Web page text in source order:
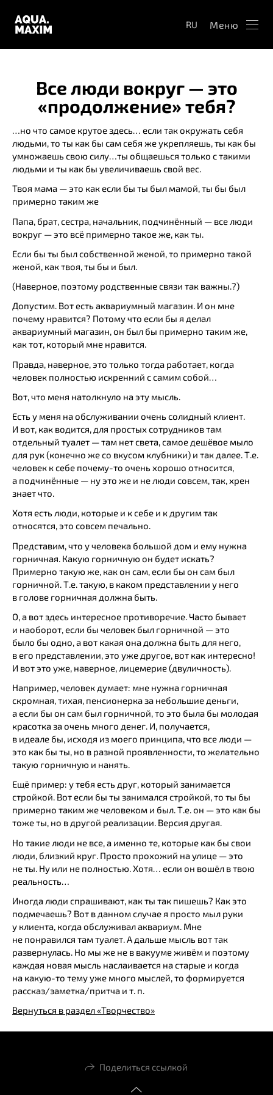
RU Меню
Все люди вокруг — это
«продолжение» тебя?
…но что самое крутое здесь… если так окружать себя
людьми, то ты как бы сам себя же укрепляешь, ты как бы
умножаешь свою силу…ты общаешься только с такими
людьми и ты как бы увеличиваешь свой вес.
Твоя мама — это как если бы ты был мамой, ты бы был
примерно таким же
Папа, брат, сестра, начальник, подчинённый — все люди
вокруг — это всё примерно такое же, как ты.
Если бы ты был собственной женой, то примерно такой
женой, как твоя, ты бы и был.
(Наверное, поэтому родственные связи так важны.?)
Допустим. Вот есть аквариумный магазин. И он мне
почему нравится? Потому что если бы я делал
аквариумный магазин, он был бы примерно таким же,
как тот, который мне нравится.
Правда, наверное, это только тогда работает, когда
человек полностью искренний с самим собой…
Вот, что меня натолкнуло на эту мысль.
Есть у меня на обслуживании очень солидный клиент.
И вот, как водится, для простых сотрудников там
отдельный туалет — там нет света, самое дешёвое мыло
для рук (конечно же со вкусом клубники) и так далее. Т.е.
человек к себе почему-то очень хорошо относится,
а подчинённые — ну это же и не люди совсем, так, хрен
знает что.
Хотя есть люди, которые и к себе и к другим так
относятся, это совсем печально.
Представим, что у человека большой дом и ему нужна
горничная. Какую горничную он будет искать?
Примерно такую же, как он сам, если бы он сам был
горничной. Т.е. такую, в каком представлении у него
в голове горничная должна быть.
О, а вот здесь интересное противоречие. Часто бывает
и наоборот, если бы человек был горничной — это
было бы одно, а вот какая она должна быть для него,
в его представлении, это уже другое, вот как интересно!
И вот это уже, наверное, лицемерие (двуличность).
Например, человек думает: мне нужна горничная
скромная, тихая, пенсионерка за небольшие деньги,
а если бы он сам был горничной, то это была бы молодая
красотка за очень много денег. И, получается,
в идеале бы, исходя из моего принципа, что все люди —
это как бы ты, но в разной проявленности, то желательно
такую горничную и нанять.
Ещё пример: у тебя есть друг, который занимается
стройкой. Вот если бы ты занимался стройкой, то ты бы
примерно таким же человеком и был. Т.е. он — это как бы
тоже ты, но в другой реализации. Версия другая.
Но такие люди не все, а именно те, которые как бы свои
люди, близкий круг. Просто прохожий на улице — это
не ты. Ну или не полностью. Хотя… если он вошёл в твою
реальность…
Иногда люди спрашивают, как ты так пишешь? Как это
подмечаешь? Вот в данном случае я просто мыл руки
у клиента, когда обслуживал аквариум. Мне
не понравился там туалет. А дальше мысль вот так
развернулась. Но мы же не в вакууме живём и поэтому
каждая новая мысль наслаивается на старые и когда
на какую-то тему уже много мыслей, то формируется
рассказ/заметка/притча и т. п.
Вернуться в раздел «Творчество»
Поделиться ссылкой